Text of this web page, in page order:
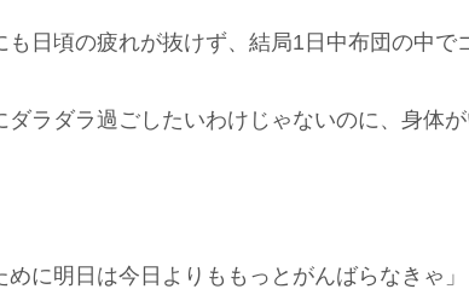
も日頃の疲れが抜けず、結局1日中布団の中で
ラダラ過ごしたいわけじゃないのに、身体が
めに明日は今日よりももっとがんばらなきゃ」